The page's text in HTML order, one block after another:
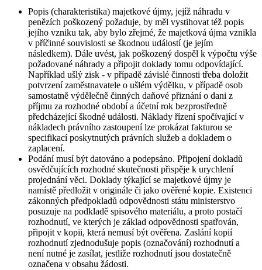
Popis (charakteristika) majetkové újmy, jejíž náhradu v
penězích poškozený požaduje, by měl vystihovat též popis
jejího vzniku tak, aby bylo zřejmé, že majetková újma vznikla
v příčinné souvislosti se škodnou událostí (je jejím
následkem). Dále uvést, jak poškozený dospěl k výpočtu výše
požadované náhrady a připojit doklady tomu odpovídající.
Například ušlý zisk - v případě závislé činnosti třeba doložit
potvrzení zaměstnavatele o ušlém výdělku, v případě osob
samostatně výdělečně činných daňové přiznání o dani z
příjmu za rozhodné období a účetní rok bezprostředně
předcházející škodné události. Náklady řízení spočívající v
nákladech právního zastoupení lze prokázat fakturou se
specifikací poskytnutých právních služeb a dokladem o
zaplacení.
Podání musí být datováno a podepsáno. Připojení dokladů
osvědčujících rozhodné skutečnosti přispěje k urychlení
projednání věci. Doklady týkající se majetkové újmy je
namístě předložit v originále či jako ověřené kopie. Existenci
zákonných předpokladů odpovědnosti státu ministerstvo
posuzuje na podkladě spisového materiálu, a proto postačí
rozhodnutí, ve kterých je základ odpovědnosti spatřován,
připojit v kopii, která nemusí být ověřena. Zaslání kopií
rozhodnutí zjednodušuje popis (označování) rozhodnutí a
není nutné je zasílat, jestliže rozhodnutí jsou dostatečně
označena v obsahu žádosti.